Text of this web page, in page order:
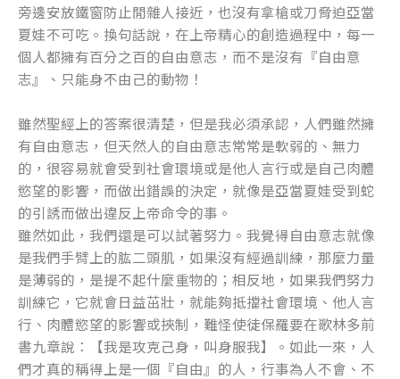
旁邊安放鐵窗防止閒雜人接近，也沒有拿槍或刀脅迫亞當
夏娃不可吃。換句話說，在上帝精心的創造過程中，每一
個人都擁有百分之百的自由意志，而不是沒有『自由意
志』、只能身不由己的動物！
雖然聖經上的答案很清楚，但是我必須承認，人們雖然擁
有自由意志，但天然人的自由意志常常是軟弱的、無力
的，很容易就會受到社會環境或是他人言行或是自己肉體
慾望的影響，而做出錯誤的決定，就像是亞當夏娃受到蛇
的引誘而做出違反上帝命令的事。
雖然如此，我們還是可以試著努力。我覺得自由意志就像
是我們手臂上的肱二頭肌，如果沒有經過訓練，那麼力量
是薄弱的，是提不起什麼重物的；相反地，如果我們努力
訓練它，它就會日益茁壯，就能夠抵擋社會環境、他人言
行、肉體慾望的影響或挾制，難怪使徒保羅要在歌林多前
書九章說：【我是攻克己身，叫身服我】。如此一來，人
們才真的稱得上是一個『自由』的人，行事為人不會、不